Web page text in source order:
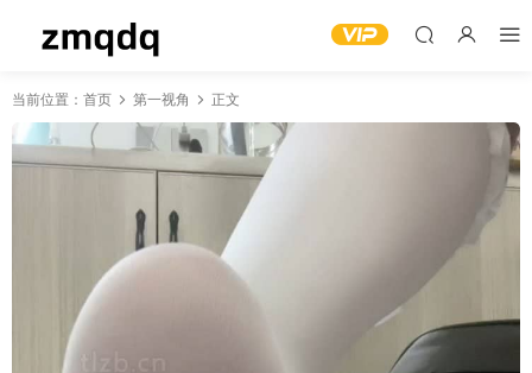
当前位置： 首页 第一视角 正文